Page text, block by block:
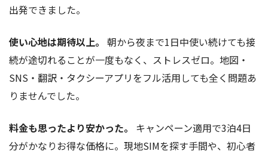
出発できました。
使い心地は期待以上。 朝から夜まで1日中使い続けても接
続が途切れることが一度もなく、ストレスゼロ。地図・
SNS・翻訳・タクシーアプリをフル活用しても全く問題あ
りませんでした。
料金も思ったより安かった。
キャンペーン適用で3泊4日
分がかなりお得な価格に。現地SIMを探す手間や、初心者